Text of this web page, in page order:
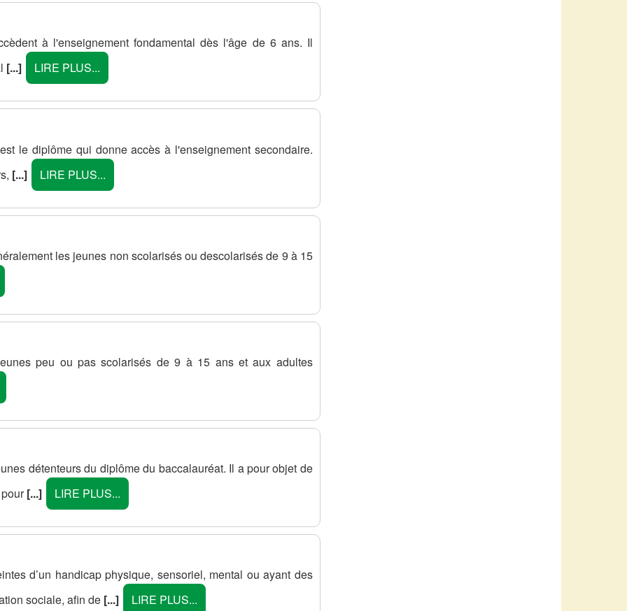
à l'enseignement fondamental dès l'âge de 6 ans. Il
[...] LIRE PLUS...
le diplôme qui donne accès à l'enseignement secondaire.
[...] LIRE PLUS...
les jeunes non scolarisés ou descolarisés de 9 à 15
peu ou pas scolarisés de 9 à 15 ans et aux adultes
détenteurs du diplôme du baccalauréat. Il a pour objet de
[...] LIRE PLUS...
d’un handicap physique, sensoriel, mental ou ayant des
sociale, afin de [...] LIRE PLUS...